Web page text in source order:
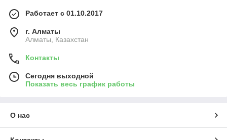
Работает с 01.10.2017
г. Алматы
Алматы, Казахстан
Контакты
Сегодня выходной
Показать весь график работы
О нас